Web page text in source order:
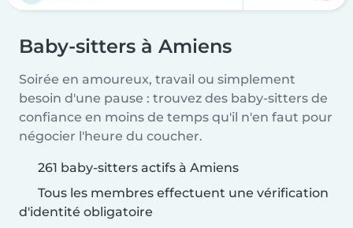
Baby-sitters à Amiens
Soirée en amoureux, travail ou simplement
besoin d'une pause : trouvez des baby-sitters de
confiance en moins de temps qu'il n'en faut pour
négocier l'heure du coucher.
261 baby-sitters actifs à Amiens
Tous les membres effectuent une vérification
d'identité obligatoire